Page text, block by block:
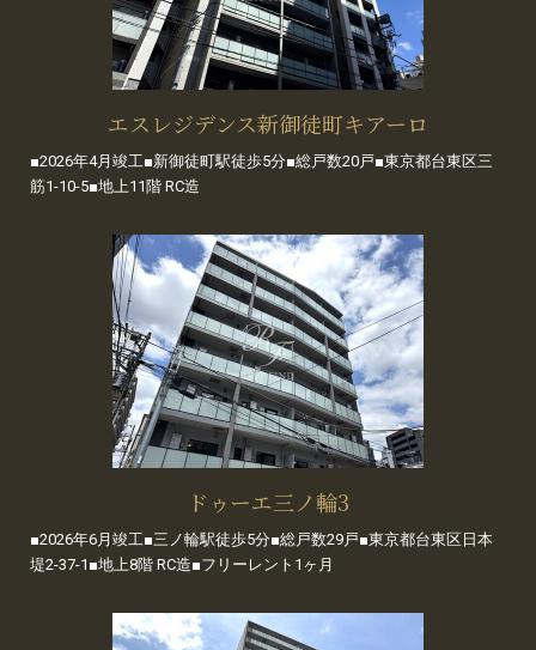
エスレジデンス新御徒町キアーロ
■2026年4月竣工■新御徒町駅徒歩5分■総戸数20戸■東京都台東区三
筋1-10-5■地上11階 RC造
ドゥーエ三ノ輪3
■2026年6月竣工■三ノ輪駅徒歩5分■総戸数29戸■東京都台東区日本
堤2-37-1■地上8階 RC造■フリーレント1ヶ月